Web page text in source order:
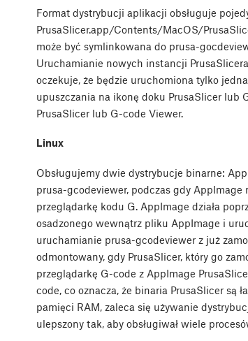
Format dystrybucji aplikacji obsługuje
PrusaSlicer.app/Contents/MacOS/
może być symlinkowana do prusa-
Uruchamianie nowych instancji
oczekuje, że będzie uruchomiona tylko
upuszczania na ikonę doku PrusaSlicer lub
PrusaSlicer lub G-code Viewer.
Linux
Obsługujemy dwie dystrybucje binarne:
prusa-gcodeviewer, podczas gdy
przeglądarkę kodu G. AppImage działa
osadzonego wewnątrz pliku AppImage i
uruchamianie prusa-gcodeviewer z już
odmontowany, gdy PrusaSlicer, który go
przeglądarkę G-code z AppImage
code, co oznacza, że binaria PrusaSlicer są
pamięci RAM, zaleca się używanie
ulepszony tak, aby obsługiwał wiele